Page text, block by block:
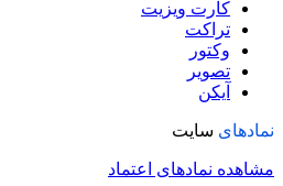
کارت ویزیت
تراکت
وکتور
تصویر
آیکن
نمادهای سایت
مشاهده نمادهای اعتماد